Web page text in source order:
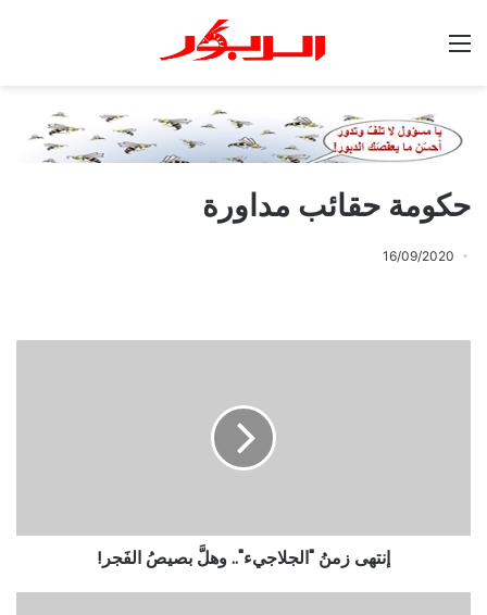
حكومة حقائب مداورة
16/09/2020
إنتهى زمنُ "الجلاجيء".. وهلَّ بصيصُ الفَجر!